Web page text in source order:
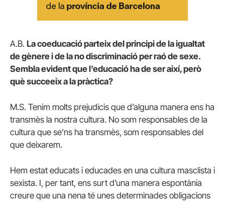
A.B. La coeducació parteix del principi de la igualtat
de gènere i de la no discriminació per raó de sexe.
Sembla evident que l’educació ha de ser així, però
què succeeix a la pràctica?
M.S. Tenim molts prejudicis que d’alguna manera ens ha
transmès la nostra cultura. No som responsables de la
cultura que se’ns ha transmès, som responsables del
que deixarem.
Hem estat educats i educades en una cultura masclista i
sexista. I, per tant, ens surt d’una manera espontània
creure que una nena té unes determinades obligacions